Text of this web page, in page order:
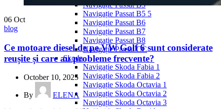
Navigație Passat B5
Navigație Passat B5 5
Navigație Passat B6
Navigație Passat B7
Navigație Passat B8
Navigație Passat CC
Skoda
Navigație Skoda Fabia 1
Navigație Skoda Fabia 2
Navigație Skoda Octavia 1
Navigație Skoda Octavia 2
Navigație Skoda Octavia 3
06 Oct
blog
Ce motoare diesel de pe VW Golf 6 sunt considerate
reușite și care au probleme frecvente?
October 10, 2025
By
ELENA